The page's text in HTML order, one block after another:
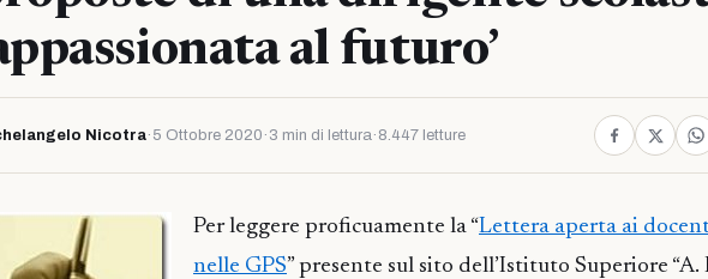
al futuro’
Nicotra· 5 Ottobre 2020 · 3 min di lettura· 8.447 letture
Per leggere proficuamente la “Lettera aperta ai
nelle GPS” presente sul sito dell’Istituto Superiore “A.